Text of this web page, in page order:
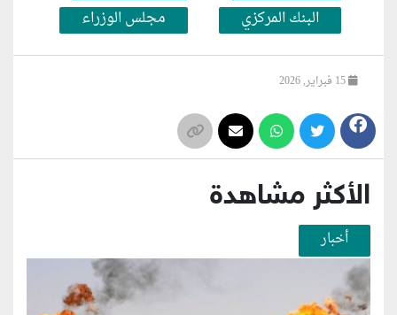
البنك المركزي
مجلس الوزراء
الأكثر مشاهدة
أخبار